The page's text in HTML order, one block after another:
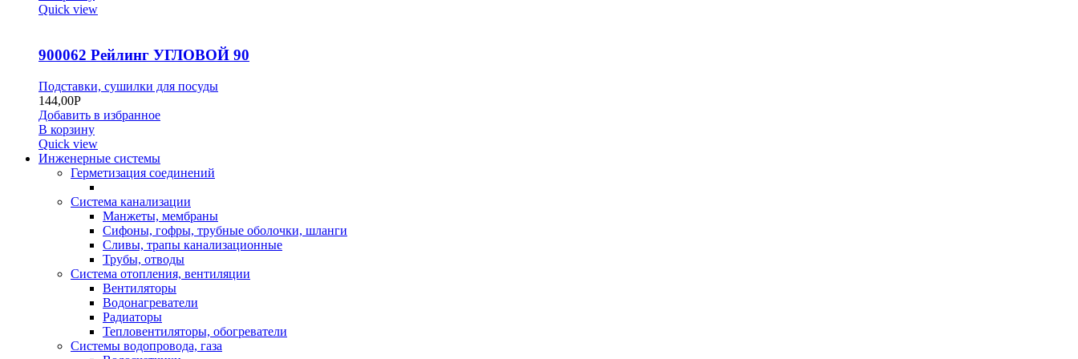
Quick view
900062 Рейлинг УГЛОВОЙ 90
Подставки, сушилки для посуды
144,00Р
Добавить в избранное
В корзину
Quick view
Инженерные системы
Герметизация соединений
Система канализации
Манжеты, мембраны
Сифоны, гофры, трубные оболочки, шланги
Сливы, трапы канализационные
Трубы, отводы
Система отопления, вентиляции
Вентиляторы
Водонагреватели
Радиаторы
Тепловентиляторы, обогреватели
Системы водопровода, газа